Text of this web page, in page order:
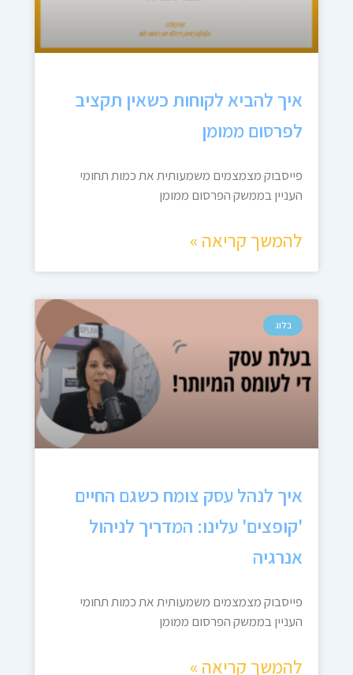
איך להביא לקוחות כשאין תקציב
לפרסום ממומן
פייסבוק מצמצמים משמעותית את כמות תחומי
העניין בממשק הפרסום ממומן
להמשך קריאה »
בלוג
איך לנהל עסק צומח כשגם החיים
'קופצים' עלינו: המדריך לניהול
אנרגיה
פייסבוק מצמצמים משמעותית את כמות תחומי
העניין בממשק הפרסום ממומן
להמשך קריאה »